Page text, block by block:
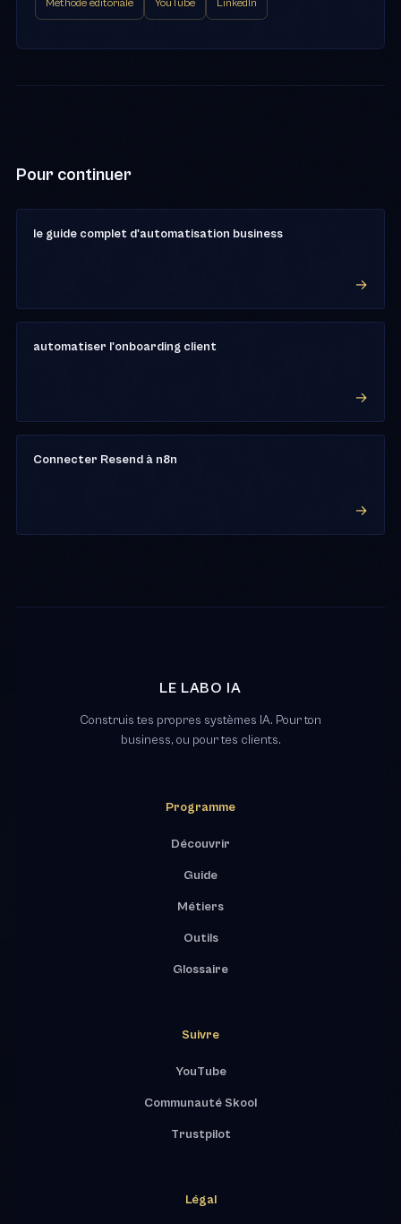
Pour continuer
le guide complet d'automatisation business
automatiser l'onboarding client
Connecter Resend à n8n
LE LABO IA
Construis tes propres systèmes IA. Pour ton
business, ou pour tes clients.
Programme
Découvrir
Guide
Métiers
Outils
Glossaire
Suivre
YouTube
Communauté Skool
Trustpilot
Légal